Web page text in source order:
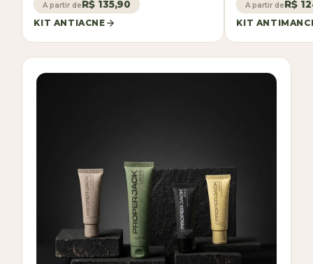
A partir deR$ 135,90
KIT ANTIACNE
A partir deR$
KIT